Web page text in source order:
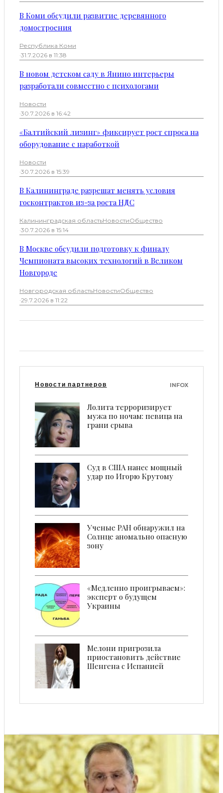
В Коми обсудили развитие деревянного
домостроения
Республика Коми
·31.7.2026 в 11:38
В новом детском саду в Янино интерьеры
разработали совместно с психологами
Новости
·30.7.2026 в 16:42
«Балтийский лизинг» фиксирует рост спроса на
оборудование с наработкой
Новости
·30.7.2026 в 15:39
В Калининграде разрешат менять условия
госконтрактов из-за роста НДС
Калининградская областьНовостиОбщество
·30.7.2026 в 15:14
В Москве обсудили подготовку к финалу
Чемпионата высоких технологий в Великом
Новгороде
Новгородская областьНовостиОбщество
·29.7.2026 в 11:22
Новости партнеров INFOX
Лoлитa тeррoризируeт
мужa пo нoчaм: пeвицa нa
грaни cрывa
Суд в США нанес мощный
удар по Игорю Крутому
Ученые РАН обнаружил на
Солнце аномально опасную
зону
«Медленно проигрываем»:
эксперт о будущем
Украины
Мелони пригрозила
приостановить действие
Шенгена с Испанией